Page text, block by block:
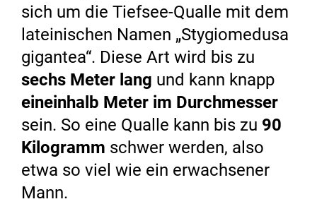
sich um die Tiefsee-Qualle mit dem
lateinischen Namen „Stygiomedusa
gigantea“. Diese Art wird bis zu
sechs Meter lang und kann knapp
eineinhalb Meter im Durchmesser
sein. So eine Qualle kann bis zu 90
Kilogramm schwer werden, also
etwa so viel wie ein erwachsener
Mann.